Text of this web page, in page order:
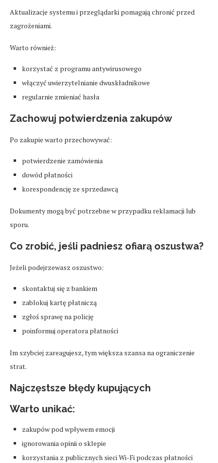
Aktualizacje systemu i przeglądarki pomagają chronić przed
zagrożeniami.
Warto również:
korzystać z programu antywirusowego
włączyć uwierzytelnianie dwuskładnikowe
regularnie zmieniać hasła
Zachowuj potwierdzenia zakupów
Po zakupie warto przechowywać:
potwierdzenie zamówienia
dowód płatności
korespondencję ze sprzedawcą
Dokumenty mogą być potrzebne w przypadku reklamacji lub
sporu.
Co zrobić, jeśli padniesz ofiarą oszustwa?
Jeżeli podejrzewasz oszustwo:
skontaktuj się z bankiem
zablokuj kartę płatniczą
zgłoś sprawę na policję
poinformuj operatora płatności
Im szybciej zareagujesz, tym większa szansa na ograniczenie
strat.
Najczęstsze błędy kupujących
Warto unikać:
zakupów pod wpływem emocji
ignorowania opinii o sklepie
korzystania z publicznych sieci Wi-Fi podczas płatności